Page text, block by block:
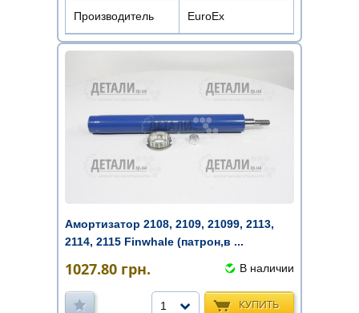
Производитель EuroEx
Амортизатор 2108, 2109, 21099, 2113,
2114, 2115 Finwhale (патрон,в ...
1027.80 грн. В наличии
КУПИТЬ
1